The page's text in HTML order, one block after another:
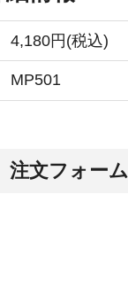
4,180円(税込)
MP501
注文フォーム